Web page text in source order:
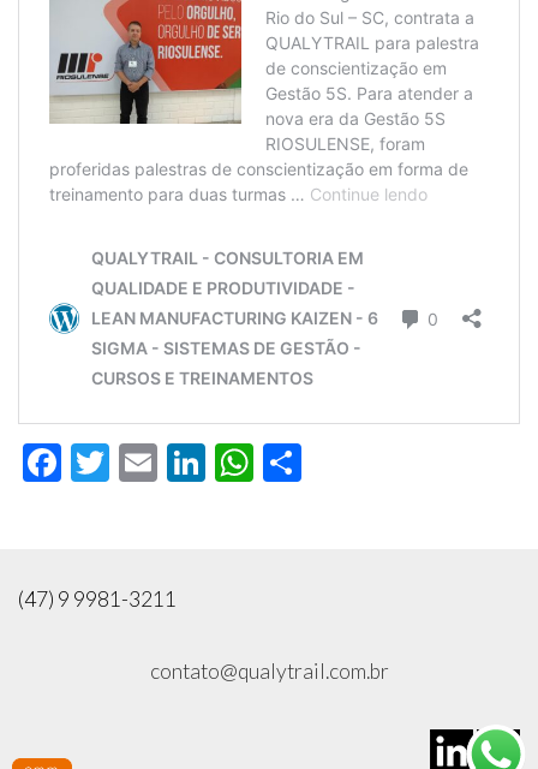
Facebook
Twitter
EmailLinkedIn
WhatsApp
(47) 9 9981-3211
contato@qualytrail.com.br